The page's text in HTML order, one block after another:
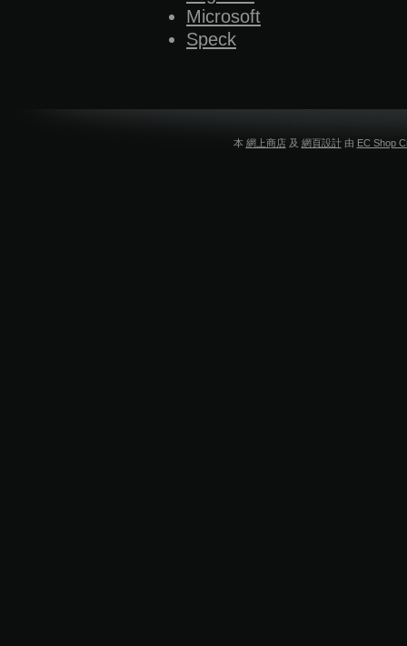
Microsoft
Speck
本 網上商店 及 網頁設計由 EC Shop